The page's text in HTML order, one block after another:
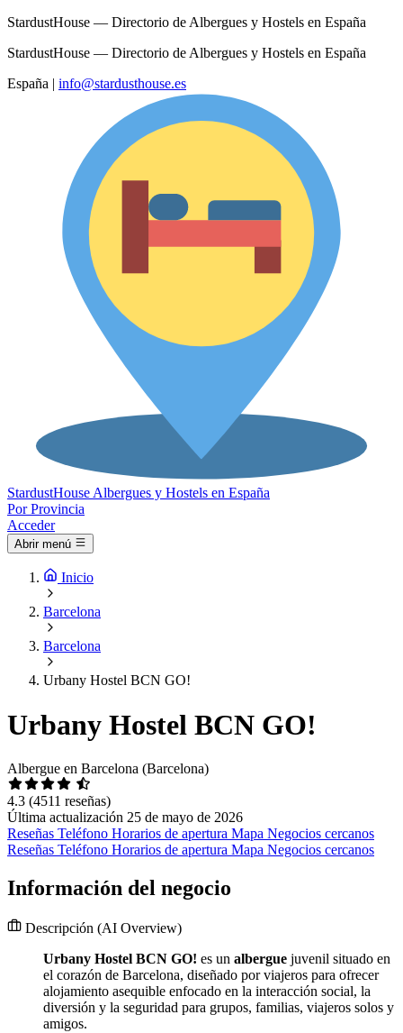
StardustHouse — Directorio de Albergues y Hostels en España
StardustHouse — Directorio de Albergues y Hostels en España
España | info@stardusthouse.es
StardustHouse Albergues y Hostels en España
Por Provincia
Acceder
Abrir menú
Inicio
Barcelona
Barcelona
Urbany Hostel BCN GO!
Urbany Hostel BCN GO!
Albergue en Barcelona (Barcelona)
4.3 (4511 reseñas)
Última actualización 25 de mayo de 2026
Reseñas Teléfono Horarios de apertura Mapa Negocios cercanos
Reseñas Teléfono Horarios de apertura Mapa Negocios cercanos
Información del negocio
Descripción (AI Overview)
Urbany Hostel BCN GO! es un albergue juvenil situado en
el corazón de Barcelona, diseñado por viajeros para ofrecer
alojamiento asequible enfocado en la interacción social, la
diversión y la seguridad para grupos, familias, viajeros solos y
amigos.